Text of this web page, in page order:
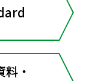
・